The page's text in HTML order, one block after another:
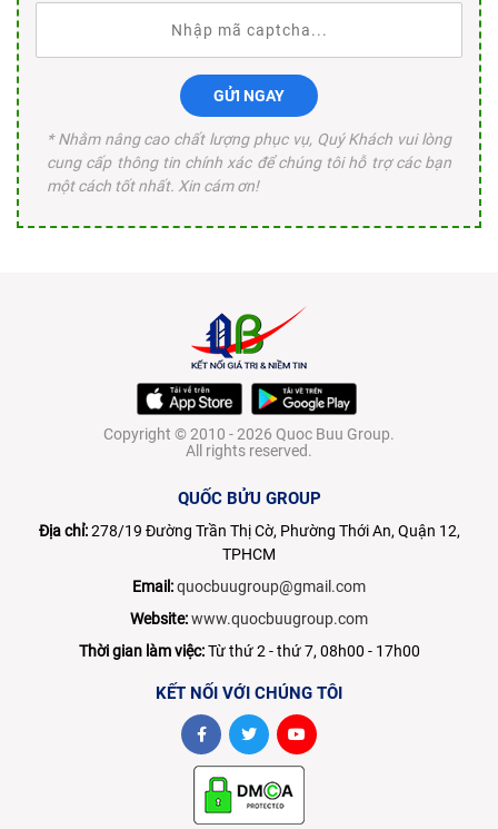
GỬI NGAY
* Nhằm nâng cao chất lượng phục vụ, Quý Khách vui lòng
cung cấp thông tin chính xác để chúng tôi hỗ trợ các bạn
một cách tốt nhất. Xin cám ơn!
Copyright © 2010 - 2026 Quoc Buu Group.
All rights reserved.
QUỐC BỬU GROUP
Địa chỉ:278/19 Đường Trần Thị Cờ, Phường Thới An, Quận 12,
TPHCM
Email:quocbuugroup@gmail.com
Website:www.quocbuugroup.com
Thời gian làm việc:Từ thứ 2 - thứ 7, 08h00 - 17h00
KẾT NỐI VỚI CHÚNG TÔI